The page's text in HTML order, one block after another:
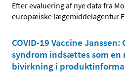
Efter evaluering af nye data fra
europæiske lægemiddelagentur
COVID-19 Vaccine
syndrom indsættes som
bivirkning i